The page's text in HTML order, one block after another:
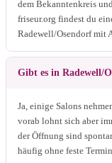
dem Bekanntenkreis
friseur.org findest du
Radewell/Osendorf mit
Gibt es in Radewell/
Ja, einige Salons
vorab lohnt sich aber
der Öffnung sind
häufig ohne feste